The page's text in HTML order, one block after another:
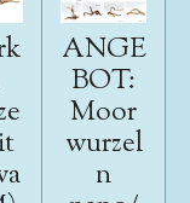
ANGE
BOT:
Moor
wurzel
n